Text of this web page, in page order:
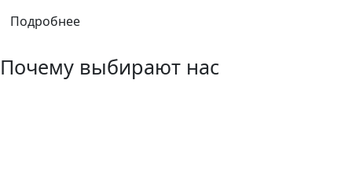
Подробнее
Почему выбирают нас